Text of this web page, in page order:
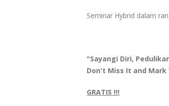
Seminar Hybrid dalam
"Sayangi Diri,
Don't Miss It and Mark
GRATIS !!!